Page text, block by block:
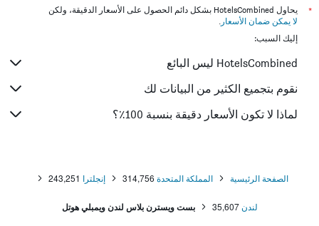
*
يحاول HotelsCombined بشكل دائم الحصول على الأسعار الدقيقة، ولكن
لا يمكن ضمان الأسعار .
إليك السبب:
HotelsCombined ليس البائع
نقوم بتجميع الكثير من البيانات لك
لماذا لا تكون الأسعار دقيقة بنسبة 100٪؟
الصفحة الرئيسية المملكة المتحدة 314,756 إنجلترا 243,251
لندن 35,607 بست ويسترن بلاس لندن ويمبلي هوتل